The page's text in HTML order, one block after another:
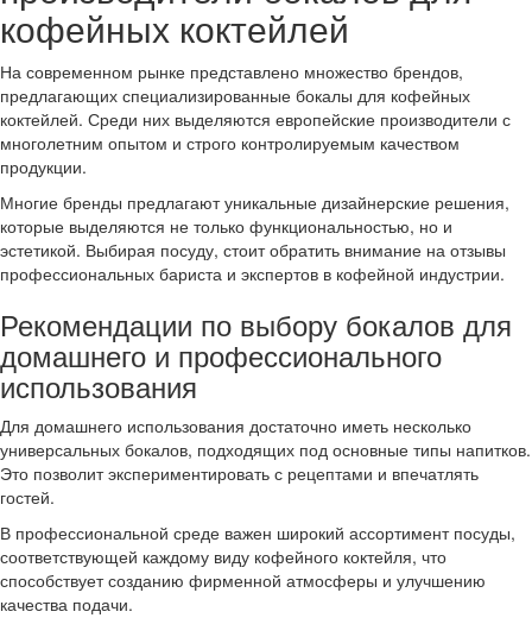
кофейных коктейлей
На современном рынке представлено множество брендов,
предлагающих специализированные бокалы для кофейных
коктейлей. Среди них выделяются европейские производители с
многолетним опытом и строго контролируемым качеством
продукции.
Многие бренды предлагают уникальные дизайнерские решения,
которые выделяются не только функциональностью, но и
эстетикой. Выбирая посуду, стоит обратить внимание на отзывы
профессиональных бариста и экспертов в кофейной индустрии.
Рекомендации по выбору бокалов для
домашнего и профессионального
использования
Для домашнего использования достаточно иметь несколько
универсальных бокалов, подходящих под основные типы напитков.
Это позволит экспериментировать с рецептами и впечатлять
гостей.
В профессиональной среде важен широкий ассортимент посуды,
соответствующей каждому виду кофейного коктейля, что
способствует созданию фирменной атмосферы и улучшению
качества подачи.